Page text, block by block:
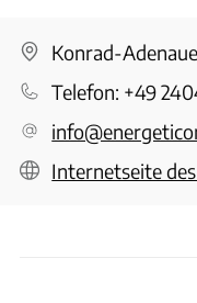
Konrad-
Telefon: +49
Internetseite